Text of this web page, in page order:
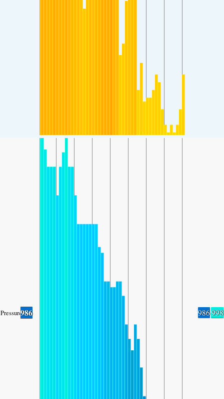
Pressure986 986998